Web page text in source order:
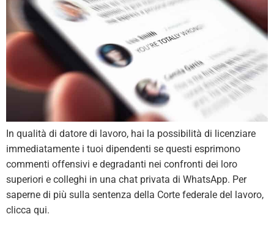
In qualità di datore di lavoro, hai la possibilità di licenziare
immediatamente i tuoi dipendenti se questi esprimono
commenti offensivi e degradanti nei confronti dei loro
superiori e colleghi in una chat privata di WhatsApp. Per
saperne di più sulla sentenza della Corte federale del lavoro,
clicca qui.